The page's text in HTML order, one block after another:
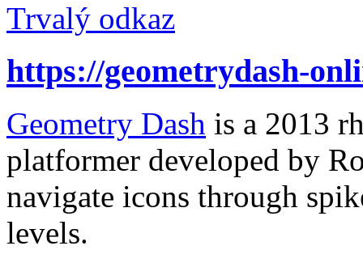
Trvalý odkaz
https://geometrydash-
Geometry Dash is a 2013
platformer developed by
navigate icons through
levels.